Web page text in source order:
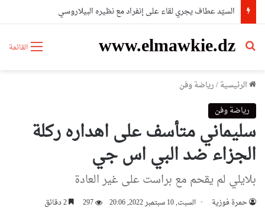
السيّد عطاف يجري لقاء على إنفراد مع نظيره البيلاروسي
القائمة www.elmawkie.dz
بحث عن
الرئيسية/رياضة وفن
رياضة وفن
سليماني متأسف على اهداره ركلة
الجزاء ضد البي اس جي
بلايلي لم يقحم مع براست على غير العادة
حمرة فوزية السبت, 10 سبتمبر 2022, 20:06 297